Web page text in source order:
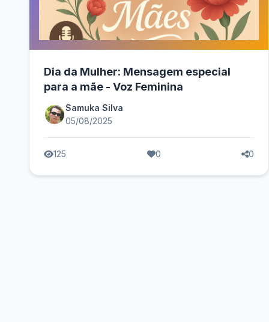
Dia da Mulher: Mensagem especial
para a mãe - Voz Feminina
Samuka Silva
05/08/2025
125 0 0